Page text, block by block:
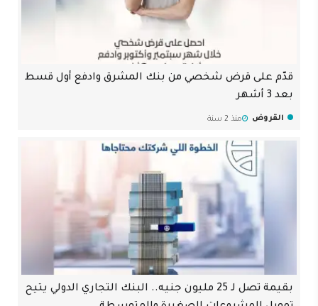
قدّم على قرض شخصي من بنك المشرق وادفع أول قسط
بعد 3 أشهر
القروض منذ 2 سنة
بقيمة تصل لـ 25 مليون جنيه.. البنك التجاري الدولي يتيح